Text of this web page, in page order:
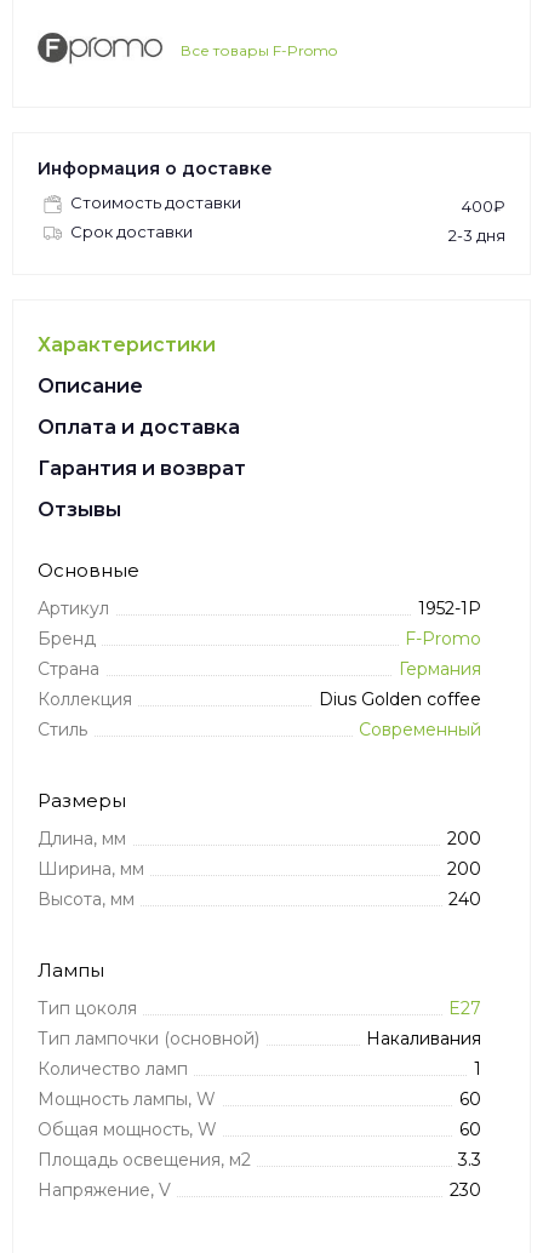
Все товары F-Promo
Информация о доставке
Стоимость доставки
400₽
Срок доставки
2-3 дня
Характеристики
Описание
Оплата и доставка
Гарантия и возврат
Отзывы
Основные
Артикул
1952-1P
Бренд
F-Promo
Страна
Германия
Коллекция
Dius Golden coffee
Стиль
Современный
Размеры
Длина, мм
200
Ширина, мм
200
Высота, мм
240
Лампы
Тип цоколя
E27
Тип лампочки (основной)
Накаливания
Количество ламп
1
Мощность лампы, W
60
Общая мощность, W
60
Площадь освещения, м2
3.3
Напряжение, V
230